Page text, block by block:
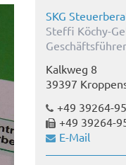
SKG
Steffi Köchy-
Kalkweg 8
39397
+49 39264-
+49 39264-
E-Mail